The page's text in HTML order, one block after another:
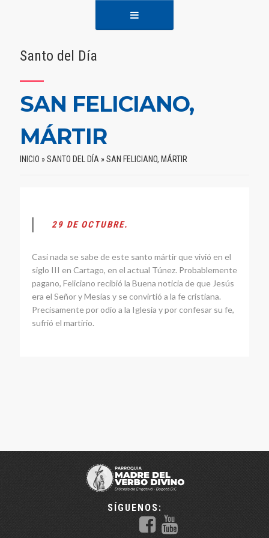
Santo del Día
SAN FELICIANO,
MÁRTIR
INICIO »SANTO DEL DÍA »SAN FELICIANO, MÁRTIR
29 DE OCTUBRE.
Casi nada se sabe de este santo mártir que vivió en el
siglo III en Cartago, en el actual Túnez. Probablemente
pagano, Feliciano recibió la Buena noticia de que Jesús
era el Señor y Mesías y se convirtió a la fe cristiana.
Precisamente por odio a la Iglesia y por confesar su fe,
sufrió el martirio.
SÍGUENOS: